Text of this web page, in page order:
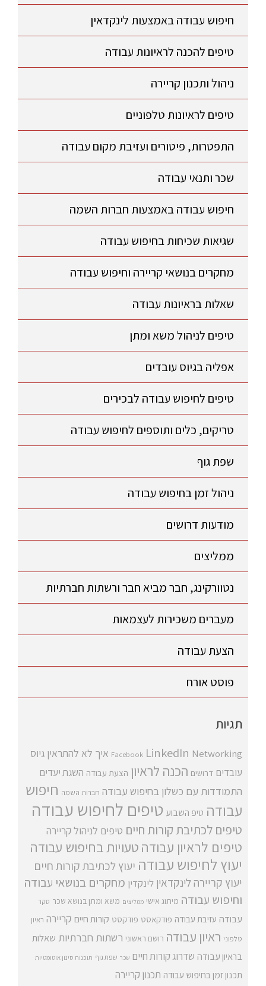
חיפוש עבודה באמצעות לינקדאין
טיפים להכנה לראיונות עבודה
ניהול ותכנון קריירה
טיפים לראיונות טלפוניים
התפטרות, פיטורים ועזיבת מקום עבודה
שכר ותנאי עבודה
חיפוש עבודה באמצעות חברות השמה
שגיאות שכיחות בחיפוש עבודה
מחקרים בנושאי קריירה וחיפוש עבודה
שאלות בראיונות עבודה
טיפים לניהול משא ומתן
אפליה בגיוס עובדים
טיפים לחיפוש עבודה לבכירים
טריקים, כלים ותוספים לחיפוש עבודה
שפת גוף
ניהול זמן בחיפוש עבודה
מודעות דרושים
ממליצים
נטוורקינג, חבר מביא חבר ורשתות חברתיות
מעברים משכירות לעצמאות
הצעת עבודה
פוסט אורח
תגיות
Facebook LinkedIn Networking איך לא להתראין גיוס
עובדים דרושים הכנה לראיון הצעת עבודה השגת יעדים
התמודדות עם כשלון בחיפוש עבודה חברות השמה חיפוש
עבודה טיפ השבוע טיפים לחיפוש עבודה
טיפים לכתיבת קורות חיים טיפים לניהול קריירה
טיפים לראיון עבודהטעויות בחיפוש עבודה
יעוץ לחיפוש עבודה יעוץ לכתיבת קורות חיים
יעוץ קריירה לינקדאין לינקדין מחקרים בנושאי עבודה
וחיפוש עבודה מיתוג אישי ממליצים משא ומתן בנושא שכר סקר
עבודה עזיבת עבודה פודקאסט פודקסט קורות חיים קריירה ראיון
טלפוני ראיון עבודה רושם ראשוני רשתות חברתיות שאלות
בראיון עבודה שדרוג קורות חיים שכר שפת גוף תוכנות סינון אוטומטיות
תכנון זמן בחיפוש עבודה תכנון קריירה